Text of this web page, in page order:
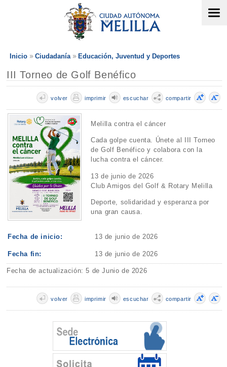
Inicio Ciudadanía Educación, Juventud y Deportes
III Torneo de Golf Benéfico
compartir
escuchar
imprimir
volver
Melilla contra el cáncer
Cada golpe cuenta. Únete al III Torneo
de Golf Benéfico y colabora con la
lucha contra el cáncer.
13 de junio de 2026
Club Amigos del Golf & Rotary Melilla
Deporte, solidaridad y esperanza por
una gran causa.
Fecha de inicio: 13 de junio de 2026
Fecha fin: 13 de junio de 2026
Fecha de actualización: 5 de Junio de 2026
compartir
escuchar
imprimir
volver